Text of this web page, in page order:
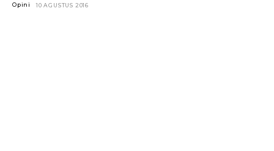
Opini 10 AGUSTUS 2016